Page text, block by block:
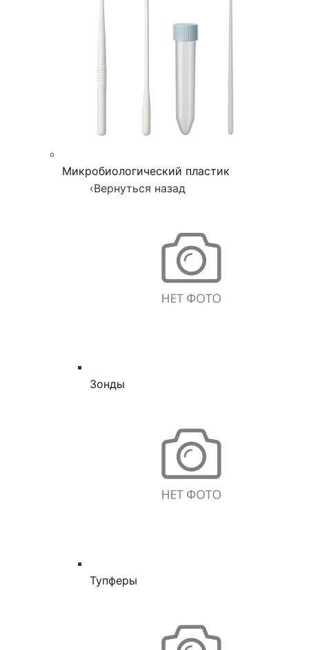
Микробиологический пластик
‹Вернуться назад
Зонды
Тупферы